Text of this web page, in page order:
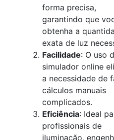
forma precisa,
garantindo que
obtenha a
exata de luz
Facilidade: O uso
simulador online
a necessidade de
cálculos manuais
complicados.
Eficiência: Ideal
profissionais de
iluminação,